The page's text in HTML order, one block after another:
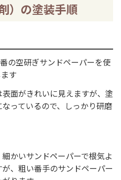
）の塗装手順
の空研ぎサンドペーパーを使
す
面がきれいに見えますが、塗
っているので、しっかり研磨
かいサンドペーパーで根気よ
、粗い番手のサンドペーパー